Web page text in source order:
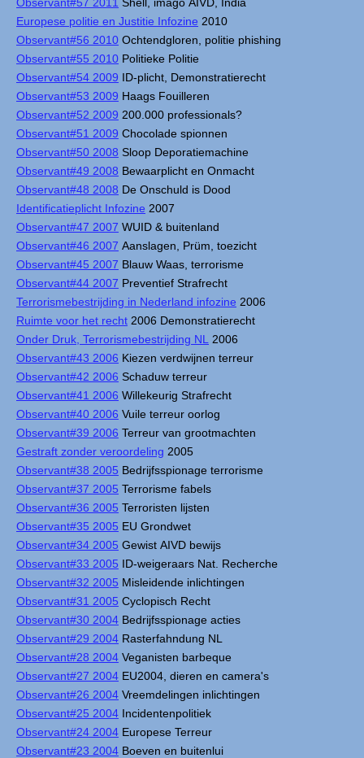
Europese politie en Justitie Infozine 2010
Observant#56 2010 Ochtendgloren, politie phishing
Observant#55 2010 Politieke Politie
Observant#54 2009 ID-plicht, Demonstratierecht
Observant#53 2009 Haags Fouilleren
Observant#52 2009 200.000 professionals?
Observant#51 2009 Chocolade spionnen
Observant#50 2008 Sloop Deporatiemachine
Observant#49 2008 Bewaarplicht en Onmacht
Observant#48 2008 De Onschuld is Dood
Identificatieplicht Infozine 2007
Observant#47 2007 WUID & buitenland
Observant#46 2007 Aanslagen, Prüm, toezicht
Observant#45 2007 Blauw Waas, terrorisme
Observant#44 2007 Preventief Strafrecht
Terrorismebestrijding in Nederland infozine 2006
Ruimte voor het recht 2006 Demonstratierecht
Onder Druk, Terrorismebestrijding NL
2006
Observant#43 2006 Kiezen verdwijnen terreur
Observant#42 2006 Schaduw terreur
Observant#41 2006 Willekeurig Strafrecht
Observant#40 2006 Vuile terreur oorlog
Observant#39 2006 Terreur van grootmachten
Gestraft zonder veroordeling 2005
Observant#38 2005 Bedrijfsspionage terrorisme
Observant#37 2005 Terrorisme fabels
Observant#36 2005 Terroristen lijsten
Observant#35 2005 EU Grondwet
Observant#34 2005 Gewist AIVD bewijs
Observant#33 2005 ID-weigeraars Nat. Recherche
Observant#32 2005 Misleidende inlichtingen
Observant#31 2005 Cyclopisch Recht
Observant#30 2004 Bedrijfsspionage acties
Observant#29 2004 Rasterfahndung NL
Observant#28 2004 Veganisten barbeque
Observant#27 2004 EU2004, dieren en camera's
Observant#26 2004 Vreemdelingen inlichtingen
Observant#25 2004 Incidentenpolitiek
Observant#24 2004 Europese Terreur
Observant#23 2004 Boeven en buitenlui